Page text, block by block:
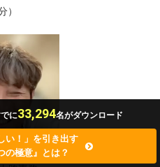
）
に33,294名がダウンロード
い！」を引き出す
の極意』とは？